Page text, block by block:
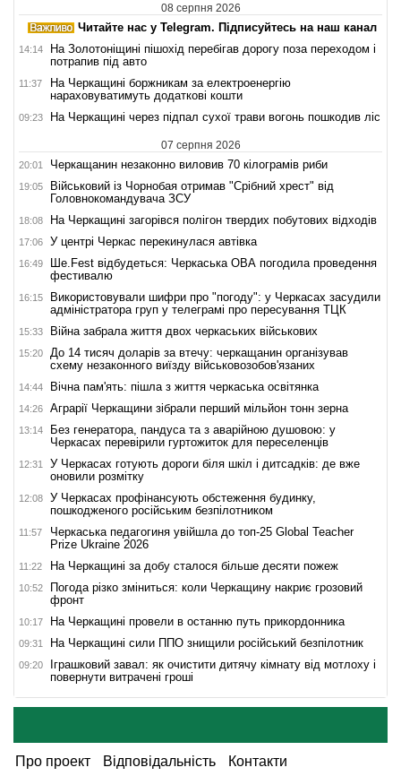
08 серпня 2026
Читайте нас у Telegram. Підписуйтесь на наш канал
14:14
На Золотоніщині пішохід перебігав дорогу поза переходом і
потрапив під авто
11:37
На Черкащині боржникам за електроенергію
нараховуватимуть додаткові кошти
09:23 На Черкащині через підпал сухої трави вогонь пошкодив ліс
07 серпня 2026
20:01 Черкащанин незаконно виловив 70 кілограмів риби
19:05
Військовий із Чорнобая отримав "Срібний хрест" від
Головнокомандувача ЗСУ
18:08 На Черкащині загорівся полігон твердих побутових відходів
17:06 У центрі Черкас перекинулася автівка
16:49
Ше.Fest відбудеться: Черкаська ОВА погодила проведення
фестивалю
16:15
Використовували шифри про "погоду": у Черкасах засудили
адміністратора груп у телеграмі про пересування ТЦК
15:33 Війна забрала життя двох черкаських військових
15:20
До 14 тисяч доларів за втечу: черкащанин організував
схему незаконного виїзду військовозобов'язаних
14:44 Вічна пам'ять: пішла з життя черкаська освітянка
14:26 Аграрії Черкащини зібрали перший мільйон тонн зерна
13:14
Без генератора, пандуса та з аварійною душовою: у
Черкасах перевірили гуртожиток для переселенців
12:31
У Черкасах готують дороги біля шкіл і дитсадків: де вже
оновили розмітку
12:08
У Черкасах профінансують обстеження будинку,
пошкодженого російським безпілотником
11:57
Черкаська педагогиня увійшла до топ-25 Global Teacher
Prize Ukraine 2026
11:22 На Черкащині за добу сталося більше десяти пожеж
10:52
Погода різко зміниться: коли Черкащину накриє грозовий
фронт
10:17 На Черкащині провели в останню путь прикордонника
09:31 На Черкащині сили ППО знищили російський безпілотник
09:20
Іграшковий завал: як очистити дитячу кімнату від мотлоху і
повернути витрачені гроші
Про проект Відповідальність Контакти